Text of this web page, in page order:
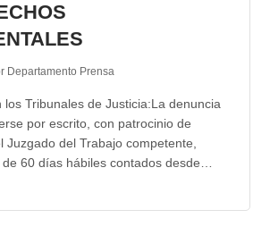
Departamento Prensa
los Tribunales de Justicia:La denuncia
por escrito, con patrocinio de
Juzgado del Trabajo competente,
60 días hábiles contados desde…